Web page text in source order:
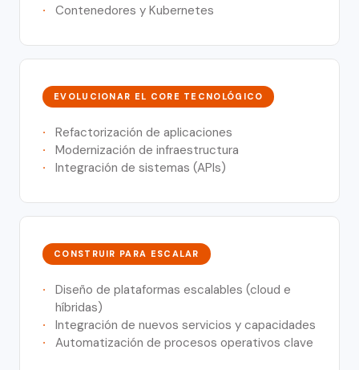
Contenedores y Kubernetes
EVOLUCIONAR EL CORE TECNOLÓGICO
Refactorización de aplicaciones
Modernización de infraestructura
Integración de sistemas (APIs)
CONSTRUIR PARA ESCALAR
Diseño de plataformas escalables (cloud e
híbridas)
Integración de nuevos servicios y capacidades
Automatización de procesos operativos clave